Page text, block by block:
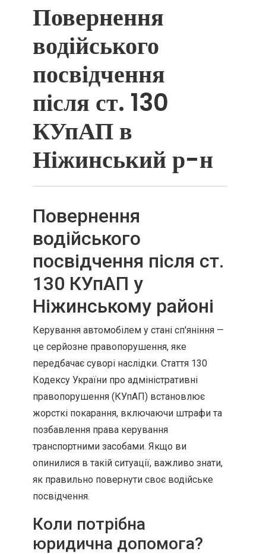
Повернення
водійського
посвідчення
після ст. 130
КУпАП в
Ніжинський р-н
Повернення
водійського
посвідчення після ст.
130 КУпАП у
Ніжинському районі
Керування автомобілем у стані сп'яніння —
це серйозне правопорушення, яке
передбачає суворі наслідки. Стаття 130
Кодексу України про адміністративні
правопорушення (КУпАП) встановлює
жорсткі покарання, включаючи штрафи та
позбавлення права керування
транспортними засобами. Якщо ви
опинилися в такій ситуації, важливо знати,
як правильно повернути своє водійське
посвідчення.
Коли потрібна
юридична допомога?